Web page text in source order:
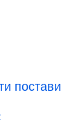
постави